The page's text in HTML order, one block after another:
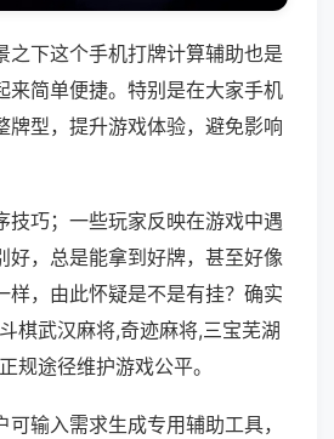
之下这个手机打牌计算辅助也是
来简单便捷。特别是在大家手机
牌型，提升游戏体验，避免影响
技巧；一些玩家反映在游戏中遇
好，总是能拿到好牌，甚至好像
样，由此怀疑是不是有挂？确实
棋武汉麻将,奇迹麻将,三宝芜湖
规途径维护游戏公平。
输入需求生成专用辅助工具，